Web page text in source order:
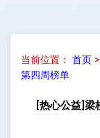
当前位置： 首页>
第四周榜单
[热心公益]